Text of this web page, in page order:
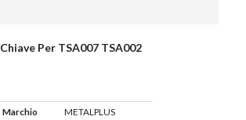
Chiave Per TSA007 TSA002
Marchio
METALPLUS